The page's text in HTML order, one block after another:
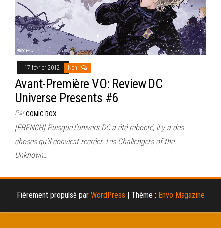
17 février 2012 Non
Avant-Première VO: Review DC
Universe Presents #6
ParCOMIC BOX
[FRENCH] Puisque l’univers DC a été rebooté, il y a des
choses qu’il convient recréer. Les Challengers of the
Unknown…
Fièrement propulsé par WordPress Thème : Envo Magazine